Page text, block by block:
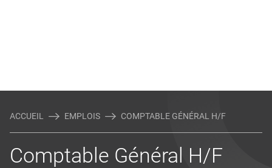
ACCUEIL EMPLOIS COMPTABLE GÉNÉRAL H/F
Comptable Général H/F